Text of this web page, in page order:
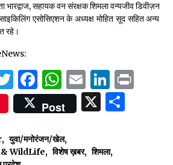
भारद्वाज, सहायक वन संरक्षक शिमला वन्यजीव डिवीज़न
साइकिलिंग एसोसिएशन के अध्यक्ष मोहित सूद सहित अन्य
रहे।
Twitter
Facebook
WhatsApp
Email
Post X
, युवा/मनोरंजन/खेल,
& WildLife, विशेष ख़बर, शिमला,